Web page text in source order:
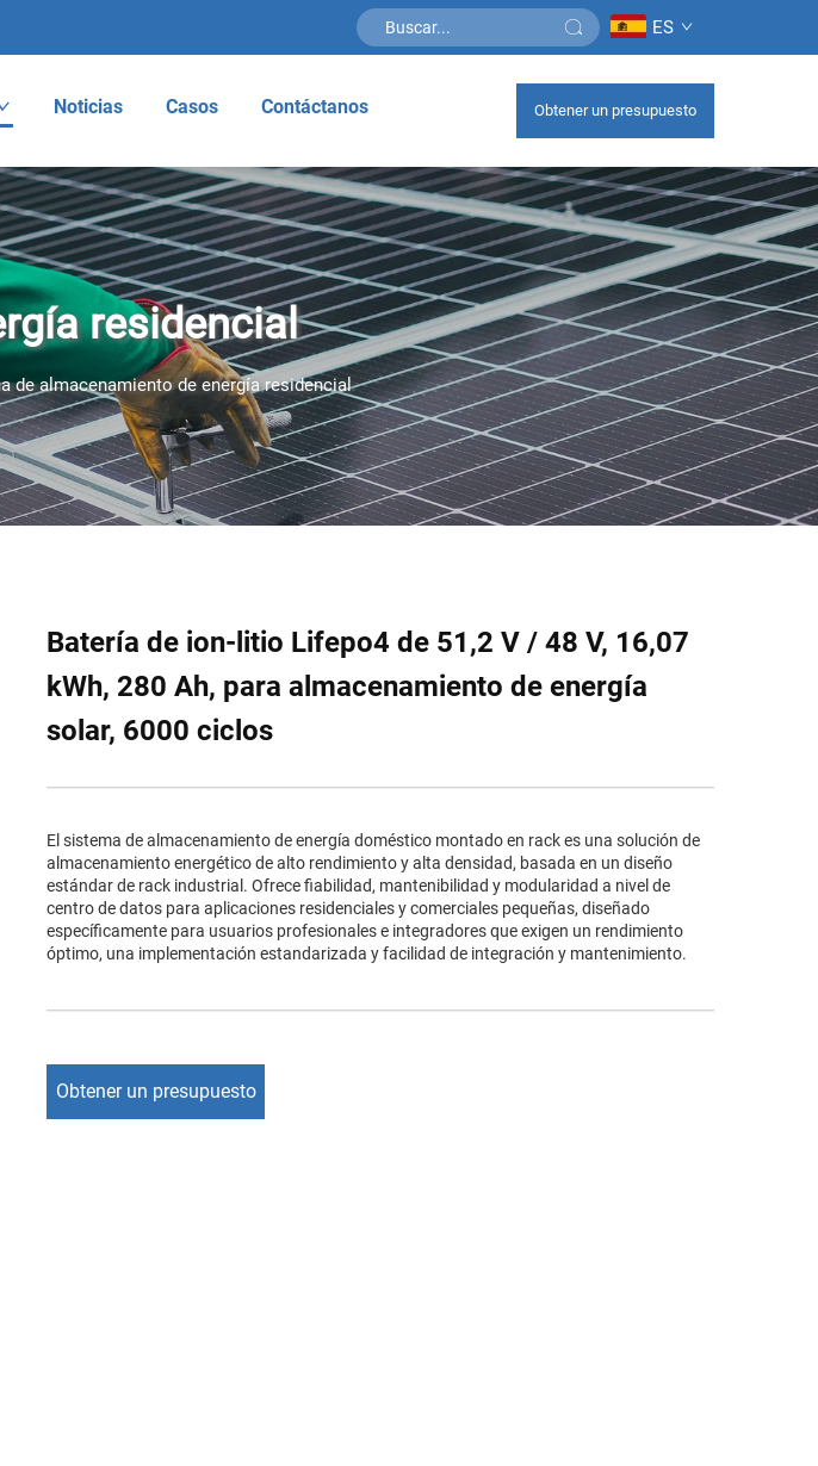
ES
Noticias Casos Contáctanos Obtener un presupuesto
residencial
de almacenamiento de energía residencial
Batería de ion-litio Lifepo4 de 51,2 V / 48 V, 16,07
kWh, 280 Ah, para almacenamiento de energía
solar, 6000 ciclos
El sistema de almacenamiento de energía doméstico montado en rack es una solución de
almacenamiento energético de alto rendimiento y alta densidad, basada en un diseño
estándar de rack industrial. Ofrece fiabilidad, mantenibilidad y modularidad a nivel de
centro de datos para aplicaciones residenciales y comerciales pequeñas, diseñado
específicamente para usuarios profesionales e integradores que exigen un rendimiento
óptimo, una implementación estandarizada y facilidad de integración y mantenimiento.
Obtener un presupuesto